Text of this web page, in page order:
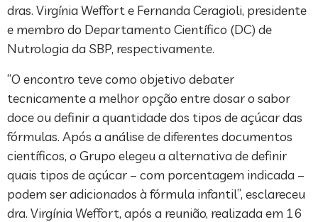
dras. Virgínia Weffort e Fernanda Ceragioli, presidente
e membro do Departamento Científico (DC) de
Nutrologia da SBP, respectivamente.
“O encontro teve como objetivo debater
tecnicamente a melhor opção entre dosar o sabor
doce ou definir a quantidade dos tipos de açúcar das
fórmulas. Após a análise de diferentes documentos
científicos, o Grupo elegeu a alternativa de definir
quais tipos de açúcar – com porcentagem indicada –
podem ser adicionados à fórmula infantil”, esclareceu
dra. Virgínia Weffort, após a reunião, realizada em 16